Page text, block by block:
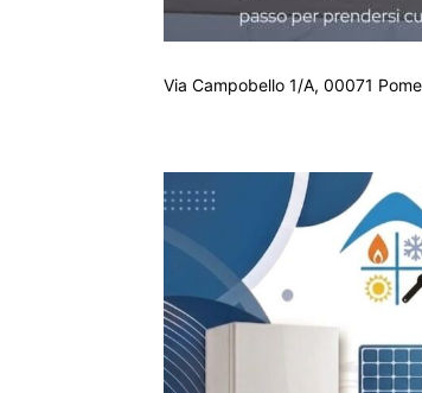
Via Campobello 1/A, 00071